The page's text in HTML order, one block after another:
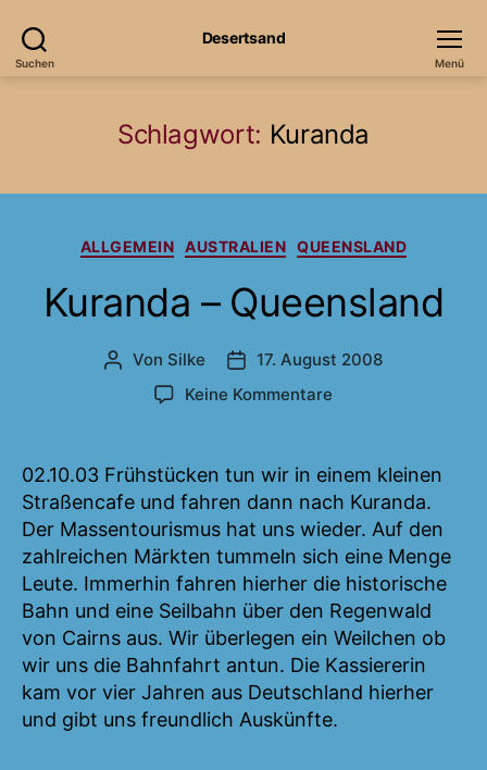
Suchen
Desertsand
Menü
Schlagwort: Kuranda
Kategorien
ALLGEMEIN AUSTRALIEN QUEENSLAND
Kuranda – Queensland
Beitragsautor
Von Silke Veröffentlichungsdatum
17. August 2008
Keine Kommentare
Queensland
02.10.03 Frühstücken tun wir in einem kleinen
Straßencafe und fahren dann nach Kuranda.
Der Massentourismus hat uns wieder. Auf den
zahlreichen Märkten tummeln sich eine Menge
Leute. Immerhin fahren hierher die historische
Bahn und eine Seilbahn über den Regenwald
von Cairns aus. Wir überlegen ein Weilchen ob
wir uns die Bahnfahrt antun. Die Kassiererin
kam vor vier Jahren aus Deutschland hierher
und gibt uns freundlich Auskünfte.